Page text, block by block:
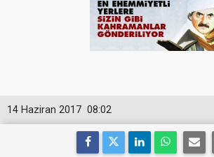
08:02
14 Haziran 2017